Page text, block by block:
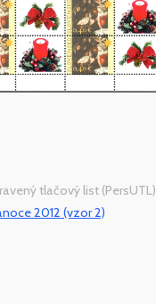
tlačový list (PersUTL)
2012 (vzor 2)